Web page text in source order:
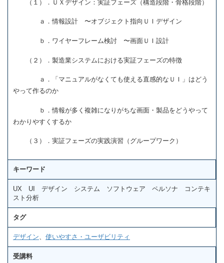
（１）．ＵＸデザイン：実証フェーズ（構造段階・骨格段階）
ａ．情報設計 〜オブジェクト指向ＵＩデザイン
ｂ．ワイヤーフレーム検討 〜画面ＵＩ設計
（２）．製造業システムにおける実証フェーズの特徴
ａ．「マニュアルがなくても使える直感的なＵＩ」はどう
やって作るのか
ｂ．情報が多く複雑になりがちな画面・製品をどうやって
わかりやすくするか
（３）．実証フェーズの実践演習（グループワーク）
キーワード
UX UI デザイン システム ソフトウェア ペルソナ コンテキ
スト分析
タグ
デザイン 使いやすさ・ユーザビリティ
受講料